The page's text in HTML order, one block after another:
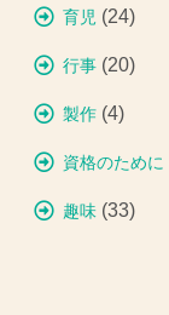
育児 (24)
行事 (20)
製作 (4)
資格のために
趣味 (33)